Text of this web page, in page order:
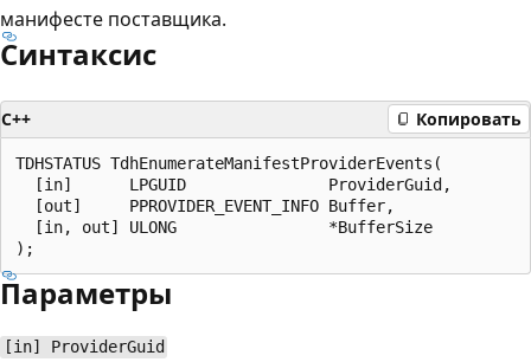
манифесте поставщика.
Синтаксис
C++ Копировать
TDHSTATUS TdhEnumerateManifestProviderEvents(
  [in]      LPGUID               ProviderGuid,
  [out]     PPROVIDER_EVENT_INFO Buffer,
  [in, out] ULONG                *BufferSize
Параметры
[in] ProviderGuid